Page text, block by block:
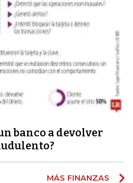
banco a devolver
MÁS FINANZAS